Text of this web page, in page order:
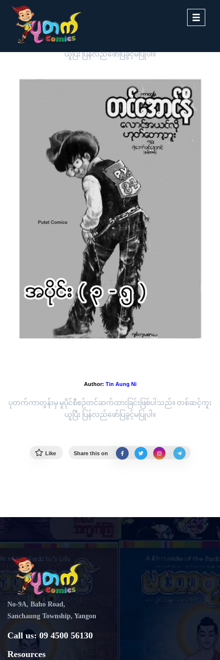
Toggle
ပုတက်ကာတွန်းမှ မူပိုင်စီစဉ်တင်ဆက်ထားခြင်းဖြစ်ပါသည်။ တစ်ဆင့်ကူး
ယူပြီး ပြန်လည်ဖော်ပြခွင့်မပြုပါ။
Author: Tin Aung Ni
ပုတက်ကာတွန်းမှ မူပိုင်စီစဉ်တင်ဆက်ထားခြင်းဖြစ်ပါသည်။ တစ်ဆင့်ကူး
ယူပြီး ပြန်လည်ဖော်ပြခွင့်မပြုပါ။
Like Share this on
No-9A, Baho Road,
Sanchaung Township, Yangon
Call us: 09 4500 56130
Resources